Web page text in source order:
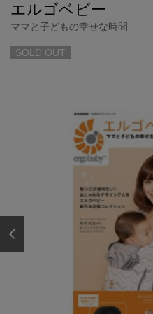
エルゴベビー
ママと子どもの幸せな時間
SOLD OUT